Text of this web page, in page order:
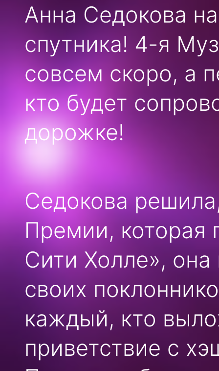
Анна Седокова
спутника! 4-я
совсем скоро, а
кто будет
дорожке!
Седокова
Премии, которая
Сити Холле»,
своих
каждый, кто
приветствие с